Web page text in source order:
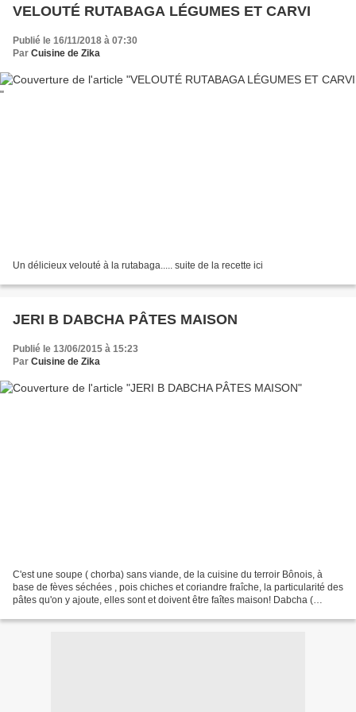
VELOUTÉ RUTABAGA LÉGUMES ET CARVI
Publié le 16/11/2018 à 07:30
Par Cuisine de Zika
Un délicieux velouté à la rutabaga..... suite de la recette ici
JERI B DABCHA PÂTES MAISON
Publié le 13/06/2015 à 15:23
Par Cuisine de Zika
C'est une soupe ( chorba) sans viande, de la cuisine du terroir Bônois, à
base de fèves séchées , pois chiches et coriandre fraîche, la particularité des
pâtes qu'on y ajoute, elles sont et doivent être faîtes maison! Dabcha (